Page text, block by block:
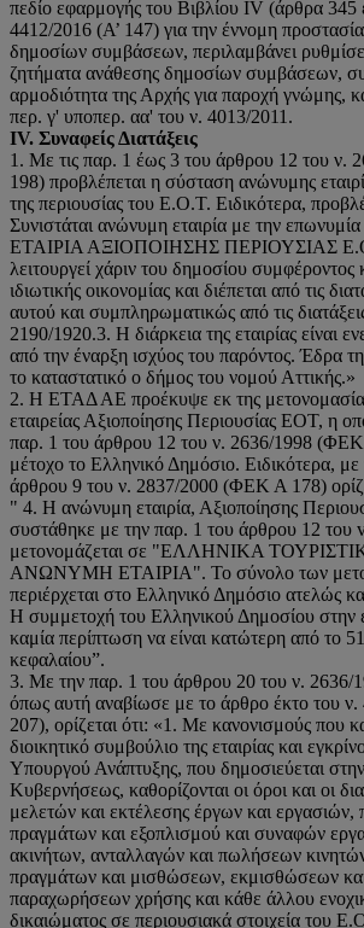
πεδίο εφαρμογής του Βιβλίου IV (άρθρα
4412/2016 (Α’ 147) για την έννομη
δημοσίων συμβάσεων, περιλαμβάνει
ζητήματα ανάθεσης δημοσίων συμβάσεων,
αρμοδιότητα της Αρχής για παροχή γνώμης,
περ. γ' υποπερ. αα' του ν. 4013/2011.
IV. Συναφείς Διατάξεις
1. Με τις παρ. 1 έως 3 του άρθρου 12 του
198) προβλέπεται η σύσταση ανώνυμης
της περιουσίας του Ε.Ο.Τ. Ειδικότερα,
Συνιστάται ανώνυμη εταιρία με την
ΕΤΑΙΡΙΑ ΑΞΙΟΠΟΙΗΣΗΣ ΠΕΡΙΟΥΣΙΑΣ
λειτουργεί χάριν του δημοσίου συμφέροντος
ιδιωτικής οικονομίας και διέπεται από τις
αυτού και συμπληρωματικώς από τις
2190/1920.3. Η διάρκεια της εταιρίας είναι
από την έναρξη ισχύος του παρόντος. Έδρα
το καταστατικό ο δήμος του νομού Αττικής.»
2. Η ΕΤΑΔ ΑΕ προέκυψε εκ της
εταιρείας Αξιοποίησης Περιουσίας ΕΟΤ, η
παρ. 1 του άρθρου 12 του ν. 2636/1998
μέτοχο το Ελληνικό Δημόσιο. Ειδικότερα,
άρθρου 9 του ν. 2837/2000 (ΦΕΚ Α 178)
" 4. Η ανώνυμη εταιρία, Αξιοποίησης
συστάθηκε με την παρ. 1 του άρθρου 12 του
μετονομάζεται σε "ΕΛΛΗΝΙΚΑ
ΑΝΩΝΥΜΗ ΕΤΑΙΡΙΑ". Το σύνολο των
περιέρχεται στο Ελληνικό Δημόσιο ατελώς
Η συμμετοχή του Ελληνικού Δημοσίου στην
καμία περίπτωση να είναι κατώτερη από το
κεφαλαίου”.
3. Με την παρ. 1 του άρθρου 20 του ν.
όπως αυτή αναβίωσε με το άρθρο έκτο του
207), ορίζεται ότι: «1. Με κανονισμούς που
διοικητικό συμβούλιο της εταιρίας και
Υπουργού Ανάπτυξης, που δημοσιεύεται
Κυβερνήσεως, καθορίζονται οι όροι και οι
μελετών και εκτέλεσης έργων και εργασιών,
πραγμάτων και εξοπλισμού και συναφών
ακινήτων, ανταλλαγών και πωλήσεων
πραγμάτων και μισθώσεων, εκμισθώσεων
παραχωρήσεων χρήσης και κάθε άλλου
δικαιώματος σε περιουσιακά στοιχεία του